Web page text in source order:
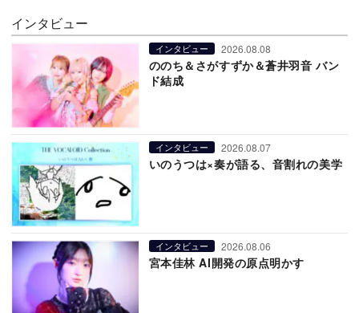
インタビュー
インタビュー 2026.08.08
ののち＆さがすずか＆蒼井羽音 バン
ド結成
インタビュー 2026.08.07
いのうつは×奏が語る、音割れの美学
インタビュー 2026.08.06
宮本佳林 AI開発の原点明かす